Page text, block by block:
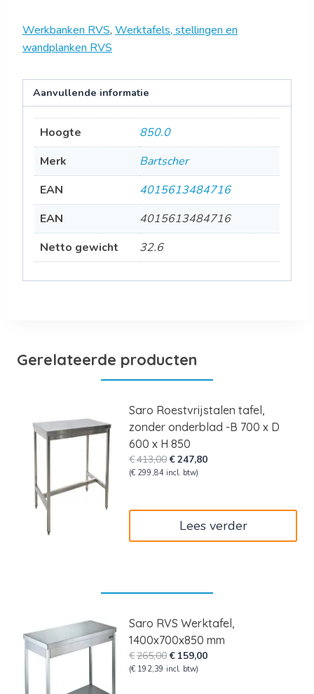
Werkbanken RVS, Werktafels, stellingen en
wandplanken RVS
Aanvullende informatie
Hoogte
850.0
Merk
Bartscher
EAN
4015613484716
EAN
4015613484716
Netto gewicht
32.6
Gerelateerde producten
Saro Roestvrijstalen tafel,
zonder onderblad -B 700 x D
600 x H 850
€413,00Oorspronkelijke
prijs
€247,80Huidige
(€ 299,84 incl. btw)
Lees verder
Saro RVS Werktafel,
1400x700x850 mm
€265,00Oorspronkelijke
prijs
€ 159,00Huidige
(€ 192,39 incl. btw)